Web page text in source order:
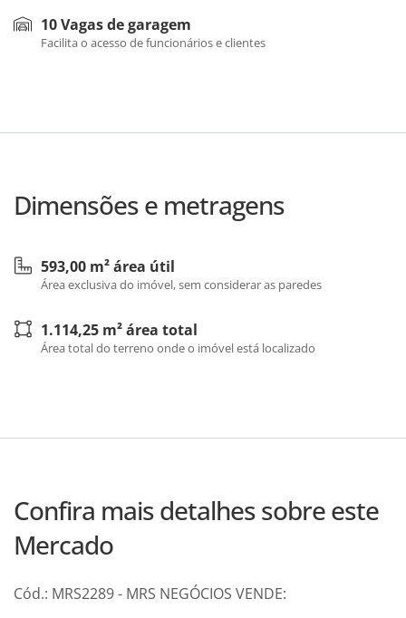
10 Vagas de garagem
Facilita o acesso de funcionários e clientes
Dimensões e metragens
593,00 m² área útil
Área exclusiva do imóvel, sem considerar as paredes
1.114,25 m² área total
Área total do terreno onde o imóvel está localizado
Confira mais detalhes sobre este
Mercado
Cód.: MRS2289 - MRS NEGÓCIOS VENDE: